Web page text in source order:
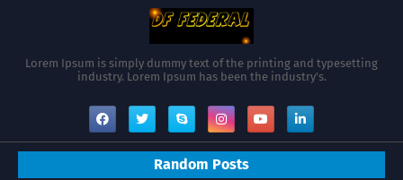
Lorem Ipsum is simply dummy text of the printing and typesetting
industry. Lorem Ipsum has been the industry's.
Random Posts